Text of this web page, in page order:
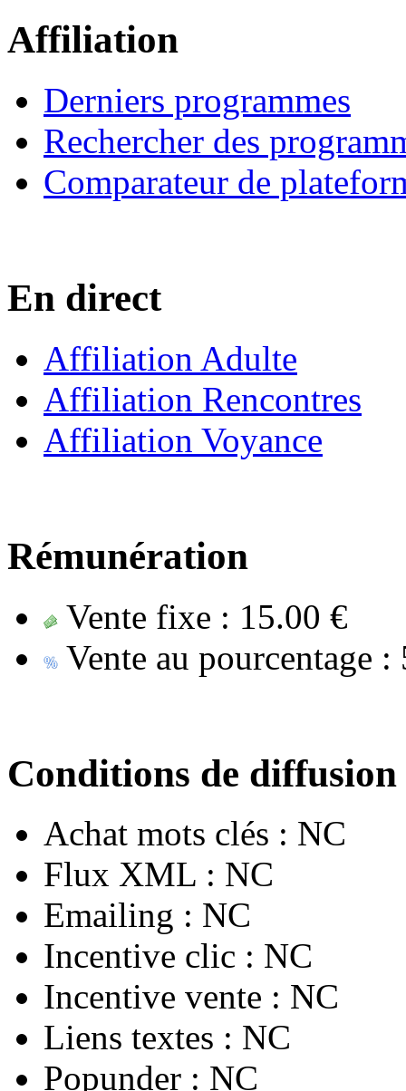
Affiliation
Derniers programmes
Rechercher des
Comparateur de
En direct
Affiliation Adulte
Affiliation Rencontres
Affiliation Voyance
Rémunération
Vente fixe : 15.00 €
Vente au pourcentage :
Conditions de diffusion
Achat mots clés : NC
Flux XML : NC
Emailing : NC
Incentive clic : NC
Incentive vente : NC
Liens textes : NC
Popunder : NC